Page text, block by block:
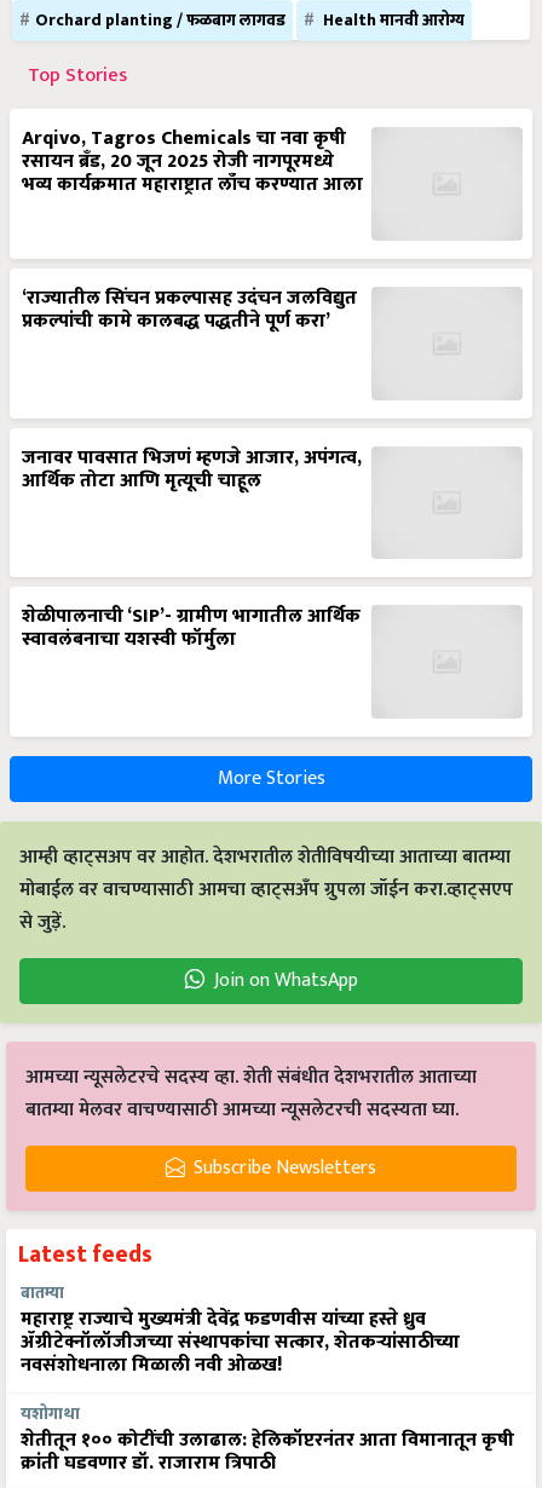
Orchard planting / फळबाग लागवड
Health मानवी आरोग्य
Top Stories
Arqivo, Tagros Chemicals चा नवा कृषी
रसायन ब्रँड, 20 जून 2025 रोजी नागपूरमध्ये
भव्य कार्यक्रमात महाराष्ट्रात लाँच करण्यात आला
‘राज्यातील सिंचन प्रकल्पासह उदंचन जलविद्युत
प्रकल्पांची कामे कालबद्ध पद्धतीने पूर्ण करा’
जनावर पावसात भिजणं म्हणजे आजार, अपंगत्व,
आर्थिक तोटा आणि मृत्यूची चाहूल
शेळीपालनाची ‘SIP’- ग्रामीण भागातील आर्थिक
स्वावलंबनाचा यशस्वी फॉर्मुला
More Stories
आम्ही व्हाट्सअप वर आहोत. देशभरातील शेतीविषयीच्या आताच्या बातम्या
मोबाईल वर वाचण्यासाठी आमचा व्हाट्सअँप ग्रुपला जॉईन करा.व्हाट्सएप
से जुड़ें.
Join on WhatsApp
आमच्या न्यूसलेटरचे सदस्य व्हा. शेती संबंधीत देशभरातील आताच्या
बातम्या मेलवर वाचण्यासाठी आमच्या न्यूसलेटरची सदस्यता घ्या.
Subscribe Newsletters
Latest feeds
बातम्या
महाराष्ट्र राज्याचे मुख्यमंत्री देवेंद्र फडणवीस यांच्या हस्ते ध्रुव
ॲग्रीटेक्नॉलॉजीजच्या संस्थापकांचा सत्कार, शेतकऱ्यांसाठीच्या
नवसंशोधनाला मिळाली नवी ओळख!
यशोगाथा
शेतीतून १०० कोटींची उलाढाल: हेलिकॉप्टरनंतर आता विमानातून कृषी
क्रांती घडवणार डॉ. राजाराम त्रिपाठी